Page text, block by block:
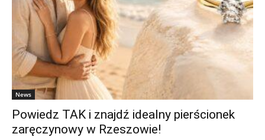
News
Powiedz TAK i znajdź idealny pierścionek
zaręczynowy w Rzeszowie!